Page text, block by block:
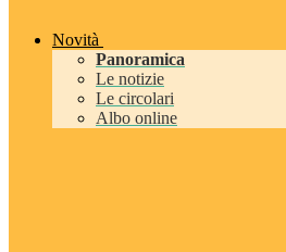
Novità
Panoramica
Le notizie
Le circolari
Albo online